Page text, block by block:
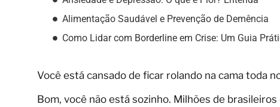
Alimentação Saudável e Prevenção de Demência
Como Lidar com Borderline em Crise: Um Guia
Você está cansado de ficar rolando na cama toda
Bom, você não está sozinho. Milhões de